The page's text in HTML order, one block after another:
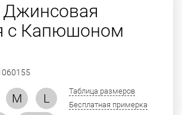
Джинсовая
с Капюшоном
M
L
Таблица размеров
Бесплатная примерка